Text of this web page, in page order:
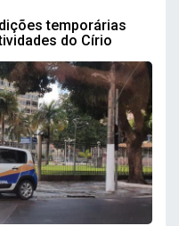
temporárias
do Círio